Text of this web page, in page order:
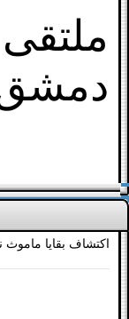
اكتشاف بقايا ماموث